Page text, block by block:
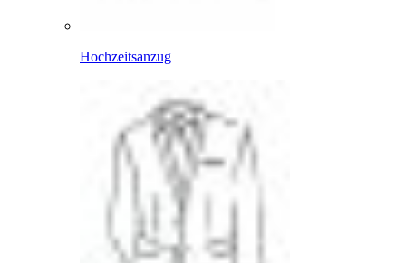
Hochzeitsanzug